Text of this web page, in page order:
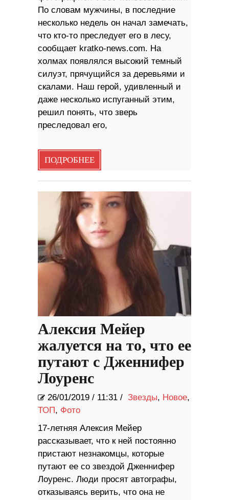
По словам мужчины, в последние
несколько недель он начал замечать,
что кто-то преследует его в лесу,
сообщает kratko-news.com. На
холмах появлялся высокий темный
силуэт, прячущийся за деревьями и
скалами. Наш герой, удивленный и
даже несколько испуганный этим,
решил понять, что зверь
преследовал его,
ПОДРОБНЕЕ
Алексия Мейер
жалуется на то, что ее
путают с Дженнифер
Лоуренс
26/01/2019 / 11:31 / Звезды, Новое,
ТОП, Фото
17-летняя Алексия Мейер
рассказывает, что к ней постоянно
пристают незнакомцы, которые
путают ее со звездой Дженнифер
Лоуренс. Люди просят автографы,
отказываясь верить, что она не